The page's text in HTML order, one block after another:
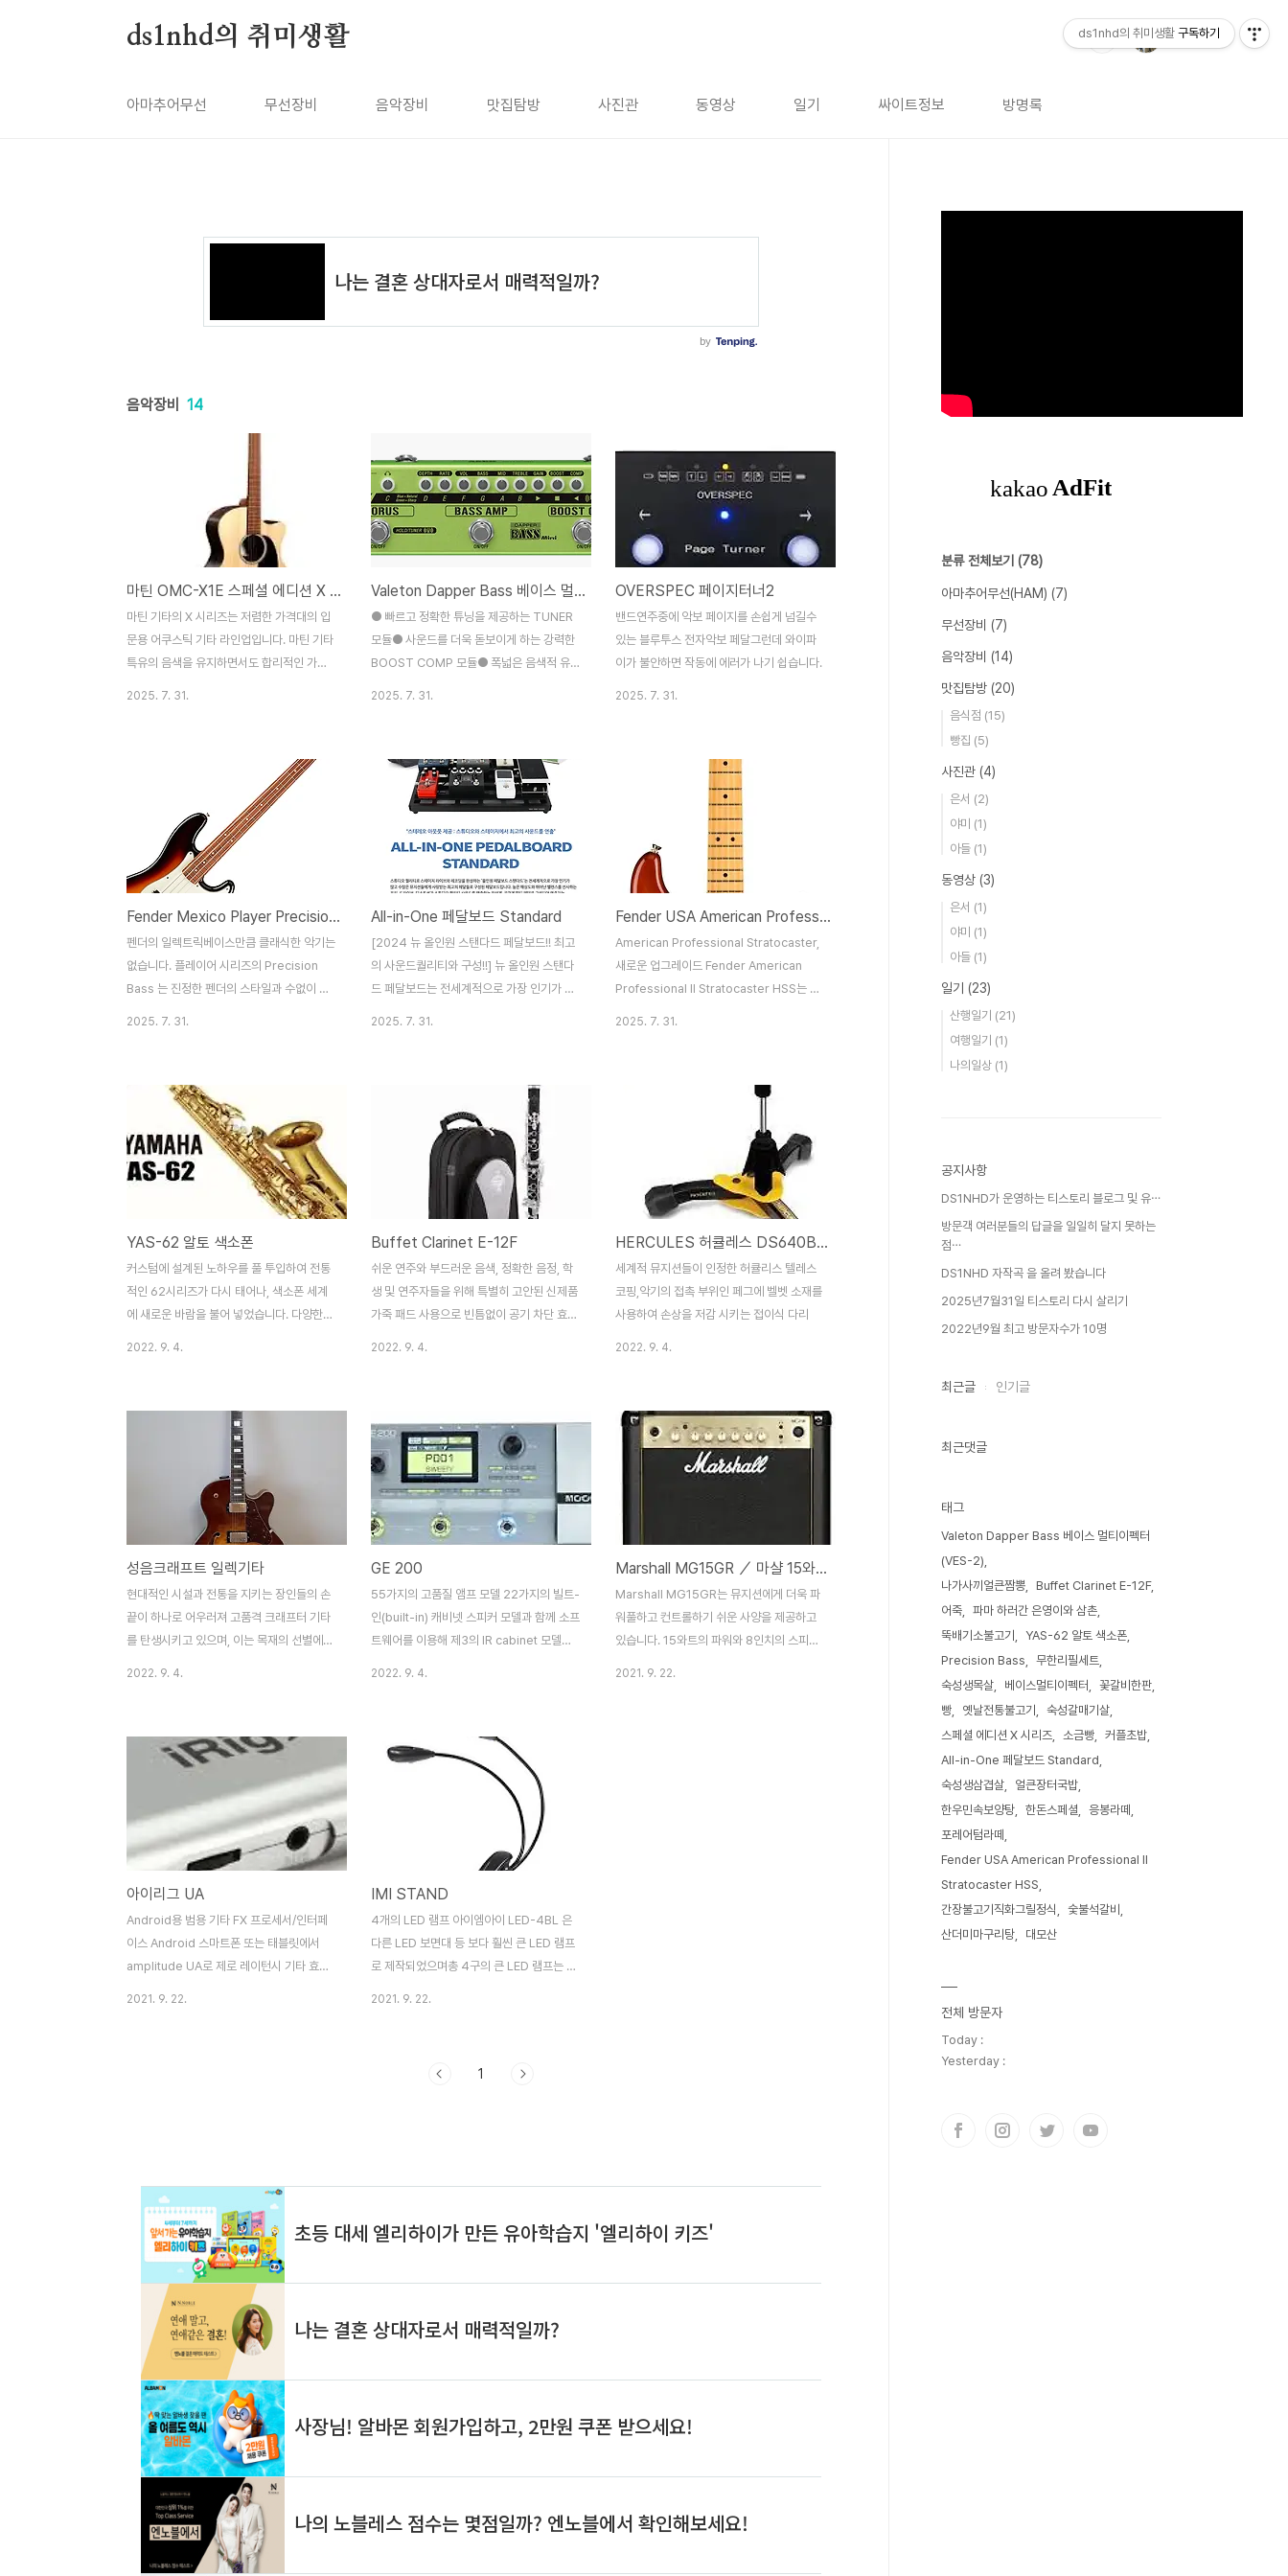
ds1nhd의 취미생활
아마추어무선 무선장비 음악장비 맛집탐방 사진관 동영상 일기 싸이트정보 방명록
음악장비 14
마틴 OMC-X1E 스페셜 에디션 X 시리즈
마틴 기타의 X 시리즈는 저렴한 가격대의 입
문용 어쿠스틱 기타 라인업입니다. 마틴 기타
특유의 음색을 유지하면서도 합리적인 가격
서도 가격을 낮춘 것이 특징입니다. 다양한
모델:000-X2E, 0-X2E, OMCX1E 등 다양
한 바디 쉐입과 목재 조합으로 출시됩니다.
HPL(High-Pressure Laminate) 측후판:
내구성이 좋고 습도에 강한 HPL 소재를 사용
하여 관리가 용이합니다. * 픽업이 장착된 모
델이라 앰프 연결이 가능합니다.
2025. 7. 31.
Valeton Dapper Bass 베이스 멀티이펙터 (VES-2)
● 빠르고 정확한 튜닝을 제공하는 TUNER
모듈● 사운드를 더욱 돋보이게 하는 강력한
BOOST COMP 모듈● 폭넓은 음색적 유
공급하거나 녹음하기 위한 XLR 출력● 컴팩
트하고 견고한 금속 케이스
2025. 7. 31.
OVERSPEC 페이지터너2
밴드연주중에 악보 페이지를 손쉽게 넘길수
있는 블루투스 전자악보 페달그런데 와이파
이가 불안하면 작동에 에러가 나기 쉽습니다.
2025. 7. 31.
Fender Mexico Player Precision Bass Pau Ferro
펜더의 일렉트릭베이스만큼 클래식한 악기는
없습니다. 플레이어 시리즈의 Precision
Bass 는 진정한 펜더의 스타일과 수없이 많
무대, 스튜디오 어디에서든 발현 해줄수 있는
2025. 7. 31.
All-in-One 페달보드 Standard
[2024 뉴 올인원 스탠다드 페달보드!! 최고
의 사운드퀄리티와 구성!!] 뉴 올인원 스탠다
드 페달보드는 전세계적으로 가장 인기가 많
2025. 7. 31.
Fender USA American Professional II Stratocaster HSS
American Professional Stratocaster,
새로운 업그레이드 Fender American
Professional II Stratocaster HSS는 이
한 솔로 연주와 리드 라인 연주에 이상적입니
다. 헤드스탁부터 튜너까지 업그레이드된 하
드웨어를 탑재했으며, 편안한 연주를 위한 곡
선형 힐 디자인도 특징입니다. 향상된 마감
기술과 Fender 특유의 장인 정신이 디자인
에 녹아들어 있습니다. Fender American
Professional II Stratocaster HSS는 빈
티지 사운드를 자랑하는 악기로, 무..
2025. 7. 31.
YAS-62 알토 색소폰
커스텀에 설계된 노하우를 풀 투입하여 전통
적인 62시리즈가 다시 태어나, 색소폰 세계
에 새로운 바람을 불어 넣었습니다. 다양한
provides a faster response and
greater control. The new 62 style
neck allows a comfortable flow of air
so that every player can attain a
solid tonal core. Integrated Key
Posts Integrating the multiple key
posts into a ..
2022. 9. 4.
Buffet Clarinet E-12F
쉬운 연주와 부드러운 음색, 정확한 음정, 학
생 및 연주자들을 위해 특별히 고안된 신제품
가죽 패드 사용으로 빈틈없이 공기 차단 효과
구성 강화 최고의 퍼포먼스를 자랑하는 부페
2012 신제품
2022. 9. 4.
HERCULES 허큘레스 DS640BB 플룻 / 클라리넷 스탠드
세계적 뮤지션들이 인정한 허큘리스 텔레스
코핑,악기의 접촉 부위인 페그에 벨벳 소재를
사용하여 손상을 저감 시키는 접이식 다리
2022. 9. 4.
성음크래프트 일렉기타
현대적인 시설과 전통을 지키는 장인들의 손
끝이 하나로 어우러져 고품격 크래프터 기타
를 탄생시키고 있으며, 이는 목재의 선별에서
2022. 9. 4.
GE 200
55가지의 고품질 앰프 모델 22가지의 빌트-
인(built-in) 캐비넷 스피커 모델과 함께 소프
트웨어를 이용해 제3의 IR cabinet 모델들
Reverse 기능을 내장한 Looper. 40가지
의 패턴을 내장한 드럼머신과 10가지의 리듬
의 메트로놈 200개까지 저장가능한 유저 프
리셋 자유롭게 설정가능한 시그널 체인으로
사용자에 최적화된 셋업 가능 USB연결으로
PC를 이용한 프리셋 설정 변경과 오디오 레
코딩 AUX 인풋과 헤드폰 아웃풋을 이용해
원하는 곡을 재생하며 기타연습
2022. 9. 4.
Marshall MG15GR ／ 마샬 15와트 기타앰프
Marshall MG15GR는 뮤지션에게 더욱 파
워풀하고 컨트롤하기 쉬운 사양을 제공하고
있습니다. 15와트의 파워와 8인치의 스피커
2021. 9. 22.
아이리그 UA
Android용 범용 기타 FX 프로세서/인터페
이스 Android 스마트폰 또는 태블릿에서
amplitude UA로 제로 레이턴시 기타 효과
합니다. 이제 Samsung, Sony, Motorola,
LG, HTC, Xiaomi, Marshall 또는 기타 유
명 제조업체의 제품에 관계없이 Android..
2021. 9. 22.
IMI STAND
4개의 LED 램프 아이엠아이 LED-4BL 은
다른 LED 보면대 등 보다 훨씬 큰 LED 램프
로 제작되었으며총 4구의 큰 LED 램프는 조
고정이 가능하며 클립 안쪽에 미끄럼 방지 패
거나 선 없이 AA 건전지 3개를 넣어서 사용
2021. 9. 22.
1
분류 전체보기 (78)
아마추어무선(HAM) (7)
무선장비 (7)
음악장비 (14)
맛집탐방 (20)
음식점 (15)
빵집 (5)
사진관 (4)
은서 (2)
야미 (1)
아들 (1)
동영상 (3)
은서 (1)
야미 (1)
아들 (1)
일기 (23)
산행일기 (21)
여행일기 (1)
나의일상 (1)
공지사항
DS1NHD가 운영하는 티스토리 블로그 및 유⋯
방문객 여러분들의 답글을 일일히 달지 못하는
점⋯
DS1NHD 자작곡 을 올려 봤습니다
2025년7월31일 티스토리 다시 살리기
2022년9월 최고 방문자수가 10명
최근글 인기글
최근댓글
태그
Valeton Dapper Bass 베이스 멀티이펙터
(VES-2)
나가사끼얼큰짬뽕
Buffet Clarinet E-12F
어죽
파마 하러간 은영이와 삼촌
뚝배기소불고기
YAS-62 알토 색소폰
Precision Bass
무한리필세트
숙성생목살
베이스멀티이펙터
꽃갈비한판
빵
옛날전통불고기
숙성갈매기살
스페셜 에디션 X 시리즈
소금빵
커플초밥
All-in-One 페달보드 Standard
숙성생삼겹살
얼큰장터국밥
한우민속보양탕
한돈스페셜
응봉라떼
포레어텀라떼
Fender USA American Professional II
Stratocaster HSS
간장불고기직화그릴정식
숯불석갈비
산더미마구리탕
대모산
전체 방문자
Today :
Yesterday :
ds1nhd의 취미생활 구독하기